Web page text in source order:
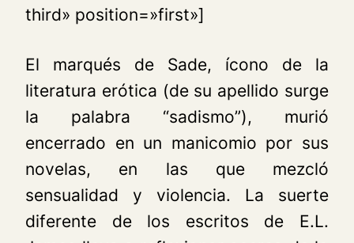
third» position=»first»]
El marqués de Sade, ícono de la
literatura erótica (de su apellido surge
la palabra “sadismo”), murió
encerrado en un manicomio por sus
novelas, en las que mezcló
sensualidad y violencia. La suerte
diferente de los escritos de E.L.